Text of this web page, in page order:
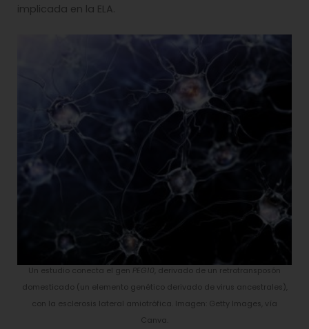
implicada en la ELA.
Un estudio conecta el gen PEG10 , derivado de un retrotransposón
domesticado (un elemento genético derivado de virus ancestrales),
con la esclerosis lateral amiotrófica. Imagen: Getty Images, vía
Canva.